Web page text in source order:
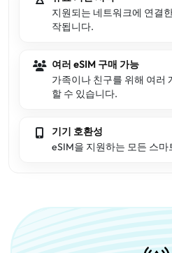
지원되는 네트워크에 연결
작됩니다.
여러 eSIM 구매 가능
가족이나 친구를 위해 여러
할 수 있습니다.
기기 호환성
eSIM을 지원하는 모든 스